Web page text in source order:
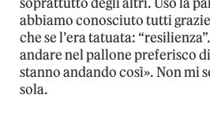
abbiamo conosciuto tutti
che se l’era tatuata:
andare nel pallone preferisco
stanno andando così». Non mi
sola.